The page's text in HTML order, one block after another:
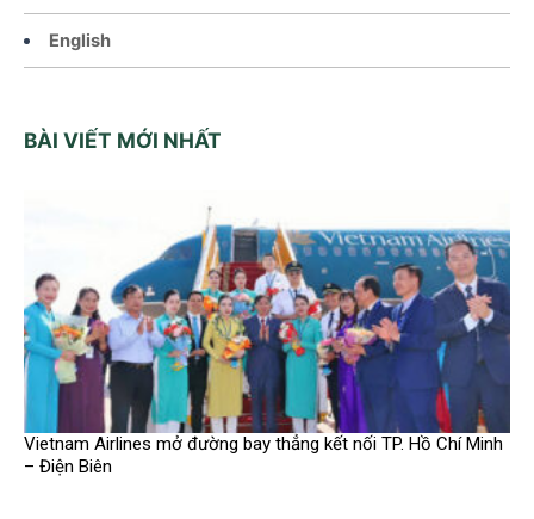
English
BÀI VIẾT MỚI NHẤT
Vietnam Airlines mở đường bay thẳng kết nối TP. Hồ Chí Minh
– Điện Biên